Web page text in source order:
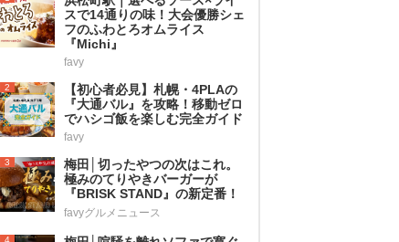
スで14通りの味！大会優勝シェ
フのふわとろオムライス
『Michi』
favy
2
【初心者必見】札幌・4PLAの
『大通バル』を攻略！移動ゼロ
でハシゴ飯を楽しむ完全ガイド
favy
3
梅田│切ったやつの次はこれ。
極みのてりやきバーガーが
『BRISK STAND』の新定番！
favyグルメニュース
4